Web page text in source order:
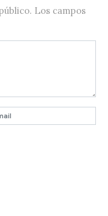
Los campos